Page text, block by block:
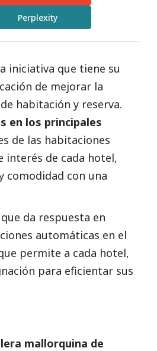
Perplexity
iniciativa que tiene su
de mejorar la
habitación y reserva.
en los principales
de las habitaciones
interés de cada hotel,
comodidad con una
da respuesta en
automáticas en el
permite a cada hotel,
para eficientar sus
mallorquina de